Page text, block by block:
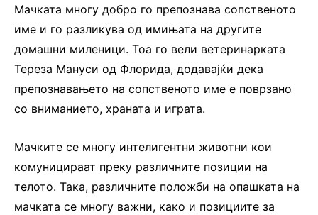
Мачката многу добро го препознава сопственото
име и го разликува од имињата на другите
домашни миленици. Тоа го вели ветеринарката
Тереза Мануси од Флорида, додавајќи дека
препознавањето на сопственото име е поврзано
со вниманието, храната и играта.
Мачките се многу интелигентни животни кои
комуницираат преку различните позиции на
телото. Така, различните положби на опашката на
мачката се многу важни, како и позициите за